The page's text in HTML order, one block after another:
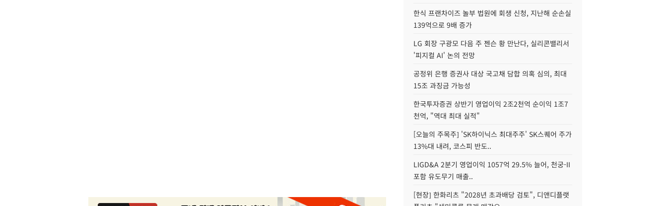
한식 프랜차이즈 놀부 법원에 회생 신청, 지난해 순손실
139억으로 9배 증가
LG 회장 구광모 다음 주 젠슨 황 만난다, 실리콘밸리서
'피지컬 AI' 논의 전망
공정위 은행 증권사 대상 국고채 담합 의혹 심의, 최대
15조 과징금 가능성
한국투자증권 상반기 영업이익 2조2천억 순이익 1조7
천억, "역대 최대 실적"
[오늘의 주목주] 'SK하이닉스 최대주주' SK스퀘어 주가
13%대 내려, 코스피 반도..
LIGD&A 2분기 영업이익 1057억 29.5% 늘어, 천궁-II
포함 유도무기 매출..
[현장] 한화리츠 "2028년 초과배당 검토", 디앤디플랫